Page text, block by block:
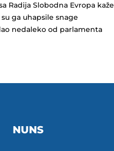
Radija Slobodna Evropa kaže
ga uhapsile snage
nedaleko od parlamenta
NUNS